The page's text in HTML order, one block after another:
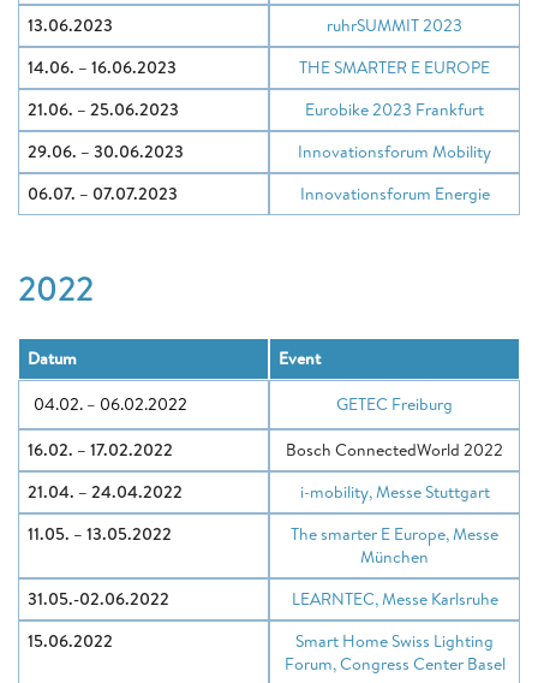
13.06.2023
ruhrSUMMIT 2023
14.06. – 16.06.2023
THE SMARTER E EUROPE
21.06. – 25.06.2023
Eurobike 2023 Frankfurt
29.06. – 30.06.2023
Innovationsforum Mobility
06.07. – 07.07.2023
Innovationsforum Energie
2022
Datum
Event
04.02. – 06.02.2022
GETEC Freiburg
16.02. – 17.02.2022
Bosch ConnectedWorld 2022
21.04. – 24.04.2022
i-mobility, Messe Stuttgart
11.05. – 13.05.2022
The smarter E Europe, Messe
München
31.05.-02.06.2022
LEARNTEC, Messe Karlsruhe
15.06.2022
Smart Home Swiss Lighting
Forum, Congress Center Basel